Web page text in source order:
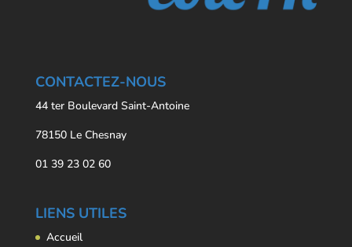
CONTACTEZ-NOUS
44 ter Boulevard Saint-Antoine
78150 Le Chesnay
01 39 23 02 60
LIENS UTILES
Accueil